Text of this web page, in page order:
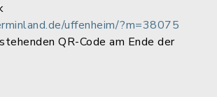
uffenheim/?m=38075
QR-Code am Ende der